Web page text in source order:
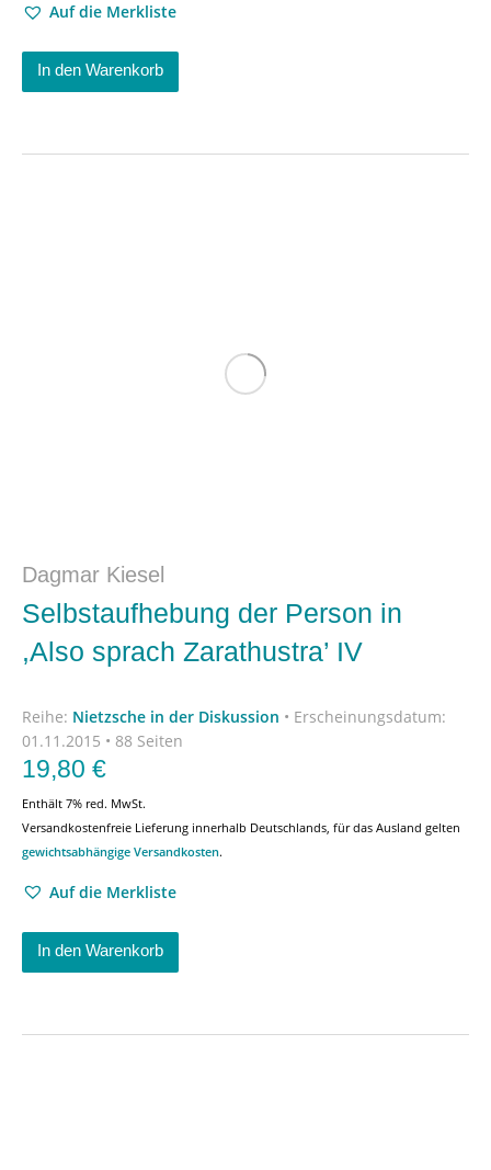
Auf die Merkliste
In den Warenkorb
Dagmar Kiesel
Selbstaufhebung der Person in
,Also sprach Zarathustra’ IV
Reihe: Nietzsche in der Diskussion • Erscheinungsdatum:
01.11.2015 • 88 Seiten
19,80 €
Enthält 7% red. MwSt.
Versandkostenfreie Lieferung innerhalb Deutschlands, für das Ausland gelten
gewichtsabhängige Versandkosten.
Auf die Merkliste
In den Warenkorb